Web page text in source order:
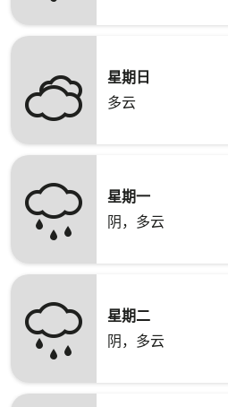
星期日
多云
星期一
阴，多云
星期二
阴，多云